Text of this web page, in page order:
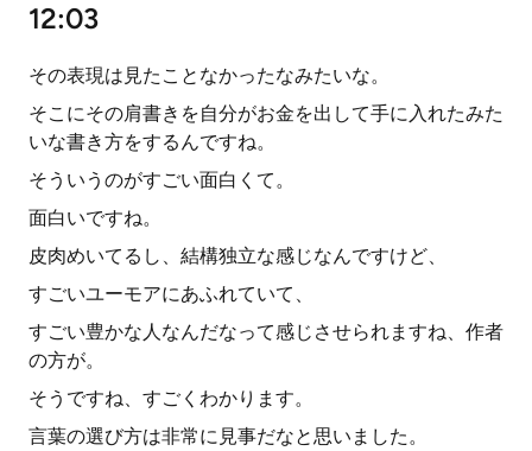
12:03
その表現は見たことなかったなみたいな。
そこにその肩書きを自分がお金を出して手に入れたみた
いな書き方をするんですね。
そういうのがすごい面白くて。
面白いですね。
皮肉めいてるし、結構独立な感じなんですけど、
すごいユーモアにあふれていて、
すごい豊かな人なんだなって感じさせられますね、作者
の方が。
そうですね、すごくわかります。
言葉の選び方は非常に見事だなと思いました。